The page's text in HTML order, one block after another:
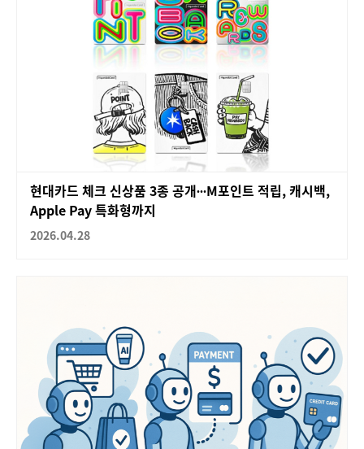
현대카드 체크 신상품 3종 공개∙∙∙M포인트 적립, 캐시백,
Apple Pay 특화형까지
2026.04.28